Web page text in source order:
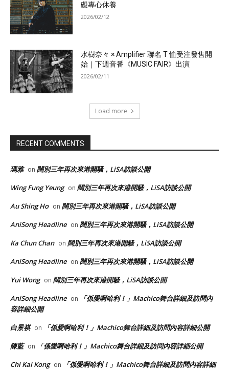
礙專心休養
2026/02/12
水樹奈々 × Amplifier 聯名 T 恤受注發售開
始｜下週音番《MUSIC FAIR》出演
2026/02/11
Load more
RECENT COMMENTS
瑪雅 on 闊別三年再次來港開騷，LiSA訪談公開
Wing Fung Yeung on 闊別三年再次來港開騷，LiSA訪談公開
Au Shing Ho on 闊別三年再次來港開騷，LiSA訪談公開
AniSong Headline on 闊別三年再次來港開騷，LiSA訪談公開
Ka Chun Chan on 闊別三年再次來港開騷，LiSA訪談公開
AniSong Headline on 闊別三年再次來港開騷，LiSA訪談公開
Yui Wong on 闊別三年再次來港開騷，LiSA訪談公開
AniSong Headline on
「係愛啊哈利！」Machico舞台詳細及訪問內
容詳細公開
白景祺 on
「係愛啊哈利！」Machico舞台詳細及訪問內容詳細公開
陳藍 on
「係愛啊哈利！」Machico舞台詳細及訪問內容詳細公開
Chi Kai Kong on
「係愛啊哈利！」Machico舞台詳細及訪問內容詳細